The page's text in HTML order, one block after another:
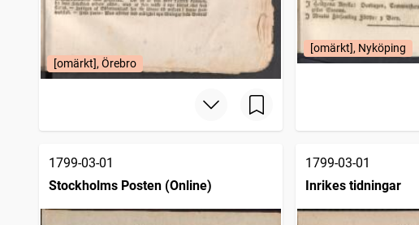
[omärkt], Örebro
[omärkt], Nyköping
1799-03-01
Stockholms Posten (Online)
1799-03-01
Inrikes tidningar